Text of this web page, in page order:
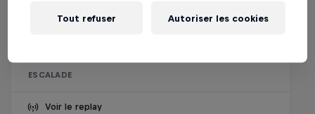
28 Février 2026
ESCALADE
Voir le replay
Tout refuser Autoriser les cookies